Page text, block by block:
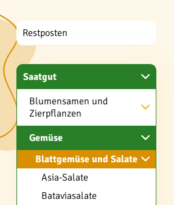
Restposten
Saatgut
Blumensamen und
Zierpflanzen
Gemüse
Blattgemüse und Salate
Asia-Salate
Bataviasalate